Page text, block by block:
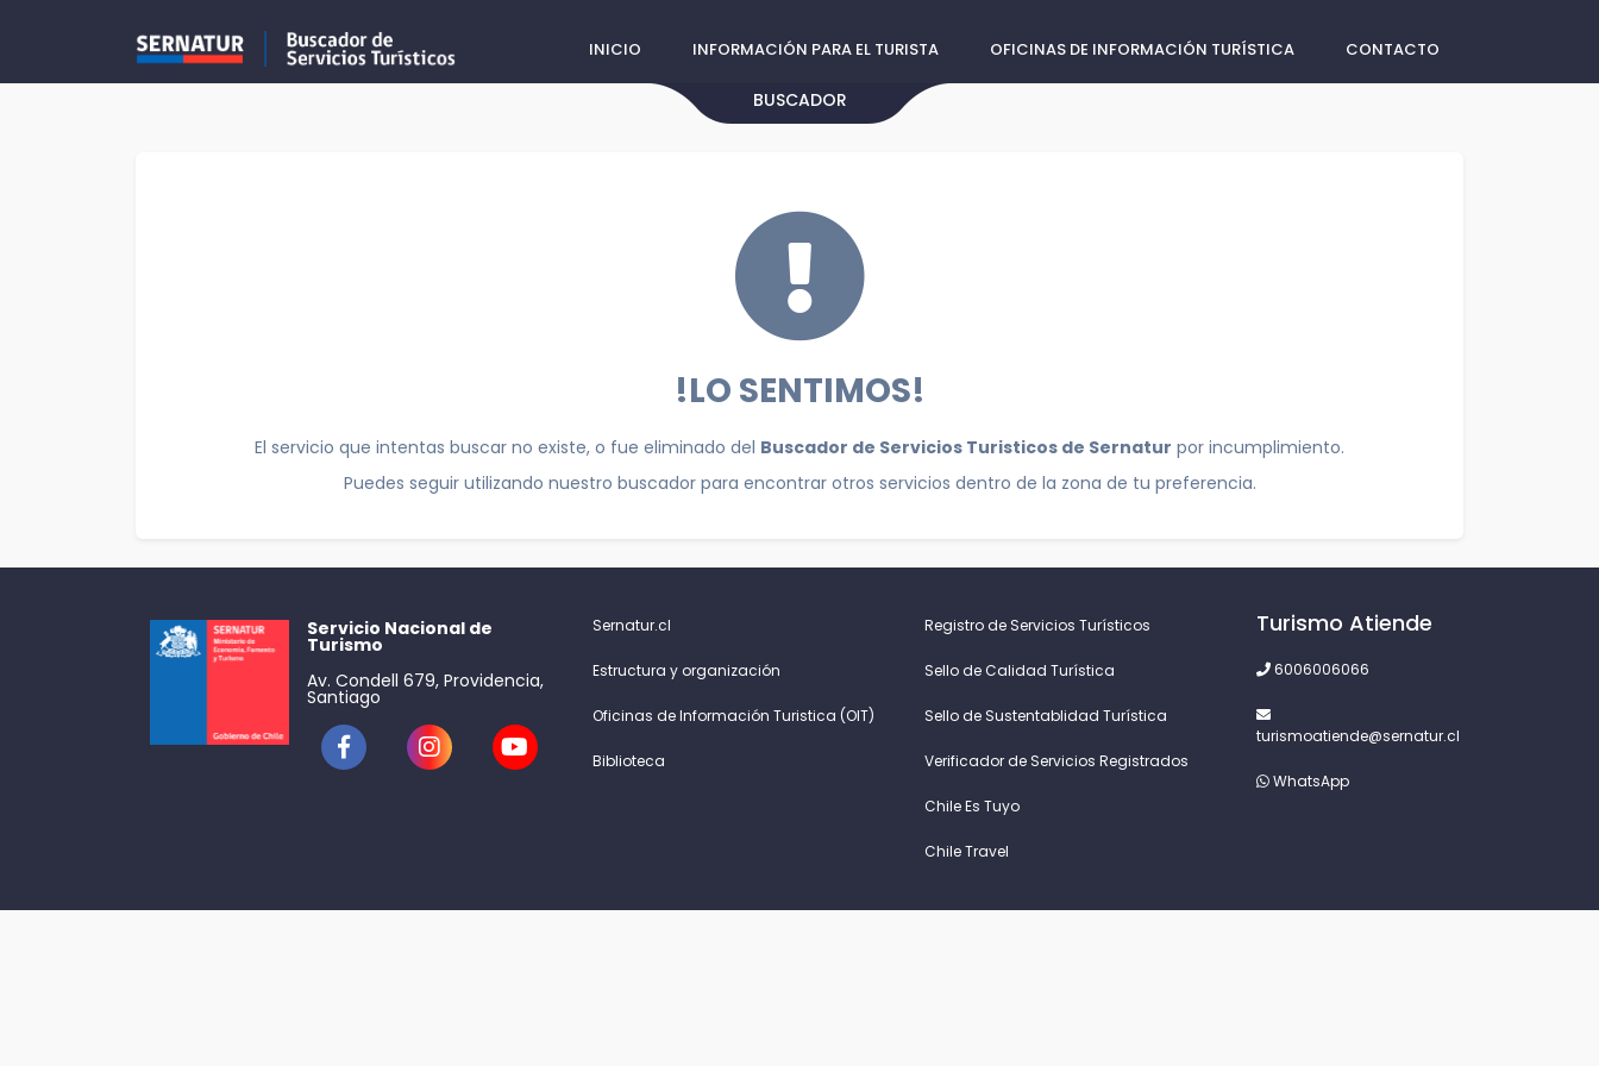
INICIO INFORMACIÓN PARA EL TURISTA OFICINAS DE INFORMACIÓN TURÍSTICA CONTACTO
BUSCADOR
!LO SENTIMOS!
El servicio que intentas buscar no existe, o fue eliminado del Buscador de Servicios Turisticos de Sernatur por incumplimiento.
Puedes seguir utilizando nuestro buscador para encontrar otros servicios dentro de la zona de tu preferencia.
Servicio Nacional de
Turismo
Av. Condell 679, Providencia,
Santiago
Sernatur.cl
Estructura y organización
Oficinas de Información Turistica (OIT)
Biblioteca
Registro de Servicios Turísticos
Sello de Calidad Turística
Sello de Sustentablidad Turística
Verificador de Servicios Registrados
Chile Es Tuyo
Chile Travel
Turismo Atiende
6006006066
turismoatiende@sernatur.cl
WhatsApp